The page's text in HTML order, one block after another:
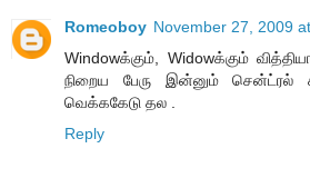
Romeoboy November 27, 2009
Windowக்கும், Widowக்கும்
நிறைய பேரு இன்னும் சென்ட்ரல்
வெக்ககேடு தல .
Reply